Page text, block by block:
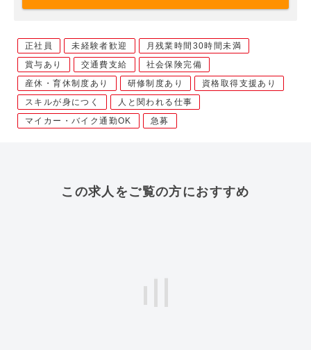
正社員 未経験者歓迎
月残業時間30時間未満
賞与あり
交通費支給
社会保険完備
産休・育休制度あり
研修制度あり
資格取得支援あり
スキルが身につく
人と関われる仕事
マイカー・バイク通勤OK
急募
この求人をご覧の方におすすめ